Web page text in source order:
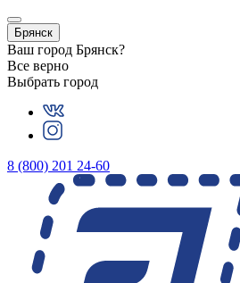
Брянск
Ваш город Брянск?
Все верно
Выбрать город
8 (800) 201 24-60